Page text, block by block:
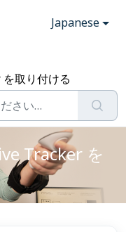
Japanese
取り付ける
Tracker を